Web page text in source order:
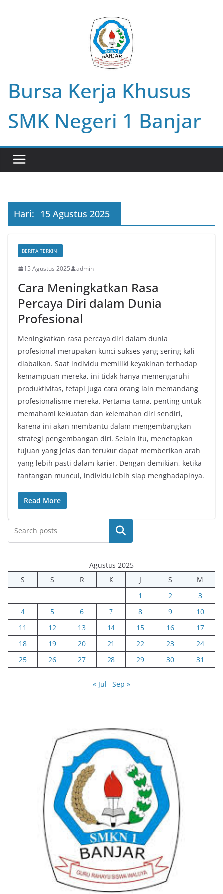
Bursa Kerja Khusus
SMK Negeri 1 Banjar
Hari: 15 Agustus 2025
BERITA TERKINI
15 Agustus 2025 admin
Cara Meningkatkan Rasa
Percaya Diri dalam Dunia
Profesional
Meningkatkan rasa percaya diri dalam dunia
profesional merupakan kunci sukses yang sering kali
diabaikan. Saat individu memiliki keyakinan terhadap
kemampuan mereka, ini tidak hanya memengaruhi
produktivitas, tetapi juga cara orang lain memandang
profesionalisme mereka. Pertama-tama, penting untuk
memahami kekuatan dan kelemahan diri sendiri,
karena ini akan membantu dalam mengembangkan
strategi pengembangan diri. Selain itu, menetapkan
tujuan yang jelas dan terukur dapat memberikan arah
yang lebih pasti dalam karier. Dengan demikian, ketika
tantangan muncul, individu lebih siap menghadapinya.
Read More
Cari
Agustus 2025
S
S R K J S
M
1
2
3
4
5 6 7 8 9
10
11
12 13 14 15 16
17
18
19 20 21 22 23
24
25
26 27 28 29 30 31
« Jul Sep »